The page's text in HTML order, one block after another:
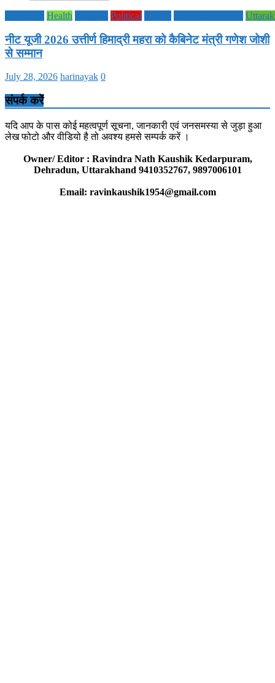
Health Political
नीट यूजी 2026 उत्तीर्ण हिमाद्री महरा को कैबिनेट मंत्री गणेश जोशी
से सम्मान
July 28, 2026 harinayak 0
संपर्क करें
यदि आप के पास कोई महत्वपूर्ण सूचना, जानकारी एवं जनसमस्या से जुड़ा हुआ
लेख फोटो और वीडियो है तो अवश्य हमसे सम्पर्क करें ।
Owner/ Editor : Ravindra Nath Kaushik Kedarpuram,
Dehradun, Uttarakhand 9410352767, 9897006101
Email: ravinkaushik1954@gmail.com